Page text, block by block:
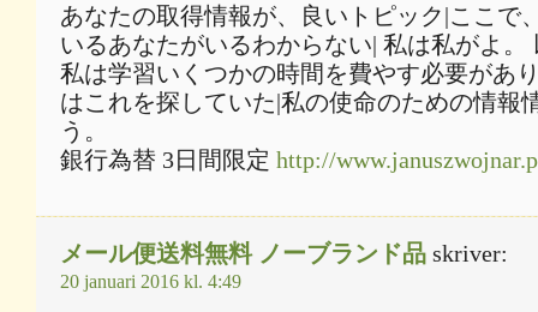
あなたの取得情報が、良いトピック|ここで
いるあなたがいるわからない| 私は私がよ。
私は学習いくつかの時間を費やす必要があ
はこれを探していた|私の使命のための情報
う。
銀行為替 3日間限定 http://
メール便送料無料 ノーブランド品 skriver:
20 januari 2016 kl. 4:49